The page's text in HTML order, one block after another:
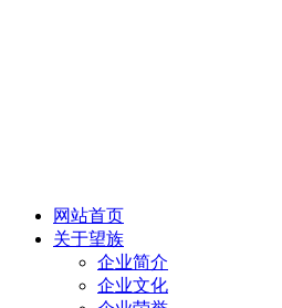
网站首页
关于望族
企业简介
企业文化